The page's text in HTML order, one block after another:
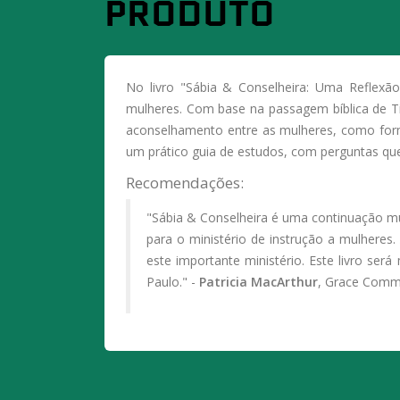
PRODUTO
No livro "Sábia & Conselheira: Uma
mulheres. Com base na passagem bíblica
aconselhamento entre as mulheres, como
um prático guia de estudos, com perguntas
Recomendações:
"Sábia & Conselheira é uma continuação
para o ministério de instrução a
este importante ministério. Este livro
Paulo." - Patricia MacArthur, Grace